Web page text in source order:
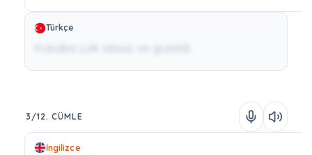
Türkçe
3/12. CÜMLE
İngilizce